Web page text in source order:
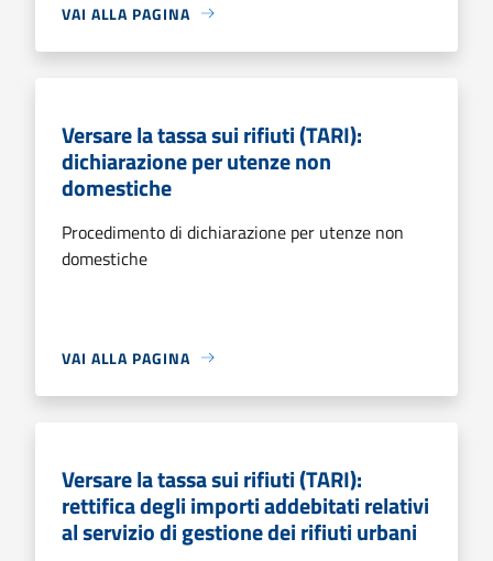
VAI ALLA PAGINA
Versare la tassa sui rifiuti (TARI):
dichiarazione per utenze non
domestiche
Procedimento di dichiarazione per utenze non
domestiche
VAI ALLA PAGINA
Versare la tassa sui rifiuti (TARI):
rettifica degli importi addebitati relativi
al servizio di gestione dei rifiuti urbani